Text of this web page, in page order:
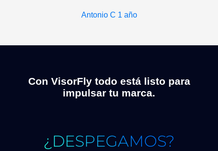
Antonio C 1 año
Con VisorFly todo está listo para
impulsar tu marca.
¿DESPEGAMOS?